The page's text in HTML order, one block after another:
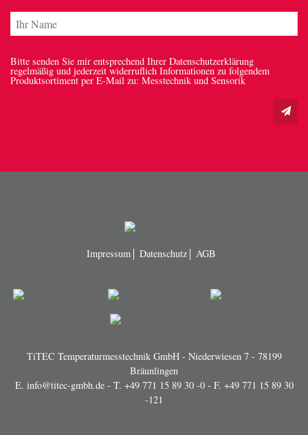
Bitte senden Sie mir entsprechend Ihrer Datenschutzerklärung
regelmäßig und jederzeit widerruflich Informationen zu folgendem
Produktsortiment per E-Mail zu: Messtechnik und Sensorik
Impressum Datenschutz AGB
TiTEC Temperaturmesstechnik GmbH - Niederwiesen 7 - 78199
Bräunlingen
E. info@titec-gmbh.de- T. +49 771 15 89 30 -0- F. +49 771 15 89 30
-121